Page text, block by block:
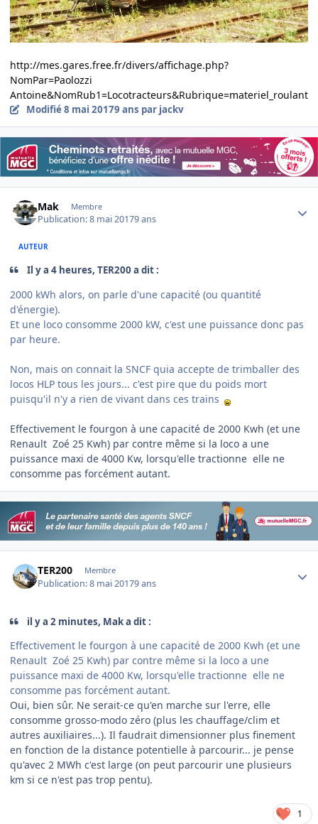
http://mes.gares.free.fr/divers/affichage.php?
NomPar=Paolozzi
Antoine&NomRub1=Locotracteurs&Rubrique=materiel_roulant
Modifié8 mai 20179 ans par jackv
Mak Membre
Publication:8 mai 20179 ans
AUTEUR
Il y a 4 heures, TER200 a dit :
2000 kWh alors, on parle d'une capacité (ou quantité
d'énergie).
Et une loco consomme 2000 kW, c'est une puissance donc pas
par heure.
Non, mais on connait la SNCF quia accepte de trimballer des
locos HLP tous les jours... c'est pire que du poids mort
puisqu'il n'y a rien de vivant dans ces trains
Effectivement le fourgon à une capacité de 2000 Kwh (et une
Renault Zoé 25 Kwh) par contre même si la loco a une
puissance maxi de 4000 Kw, lorsqu'elle tractionne elle ne
consomme pas forcément autant.
TER200 Membre
Publication:8 mai 20179 ans
il y a 2 minutes, Mak a dit :
Effectivement le fourgon à une capacité de 2000 Kwh (et une
Renault Zoé 25 Kwh) par contre même si la loco a une
puissance maxi de 4000 Kw, lorsqu'elle tractionne elle ne
consomme pas forcément autant.
Oui, bien sûr. Ne serait-ce qu'en marche sur l'erre, elle
consomme grosso-modo zéro (plus les chauffage/clim et
autres auxiliaires...). Il faudrait dimensionner plus finement
en fonction de la distance potentielle à parcourir... je pense
qu'avec 2 MWh c'est large (on peut parcourir une plusieurs
km si ce n'est pas trop pentu).
1